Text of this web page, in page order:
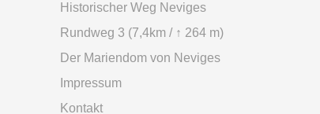
Historischer Weg Neviges
Rundweg 3 (7,4km / ↑ 264 m)
Der Mariendom von Neviges
Impressum
Kontakt